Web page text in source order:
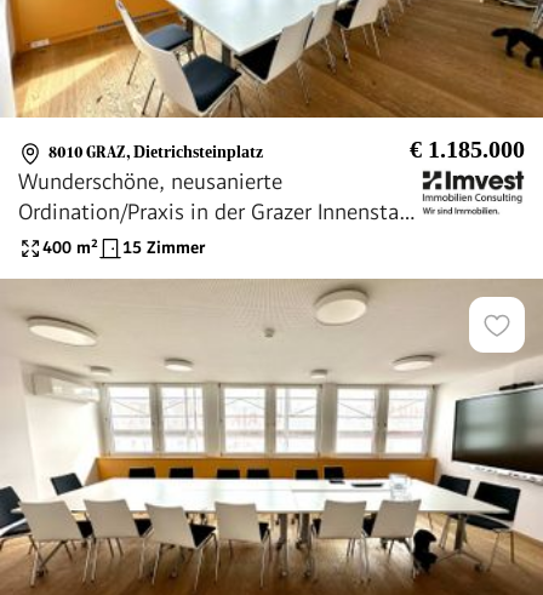
8010 GRAZ, Dietrichsteinplatz € 1.185.000
Wunderschöne, neusanierte
Ordination/Praxis in der Grazer Innenstadt
am Dietrichsteinplatz
400 m² 15 Zimmer